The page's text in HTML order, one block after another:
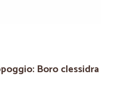
Boro clessidra